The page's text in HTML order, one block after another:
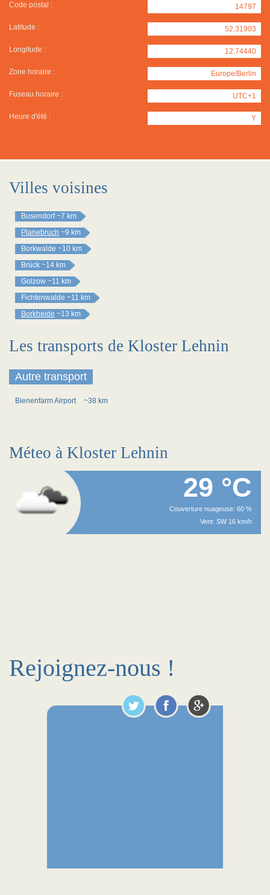
Code postal : 14797
Latitude : 52.31903
Longitude : 12.74440
Zone horaire : Europe/Berlin
Fuseau horaire : UTC+1
Heure d'été : Y
Villes voisines
Busendorf ~7 km
Planebruch ~9 km
Borkwalde ~10 km
Brück ~14 km
Golzow ~11 km
Fichtenwalde ~11 km
Borkheide ~13 km
Les transports de Kloster Lehnin
Autre transport
Bienenfarm Airport ~38 km
Méteo à Kloster Lehnin
29 °C
Couverture nuageuse: 60 %
Vent: SW 16 km/h
Rejoignez-nous !